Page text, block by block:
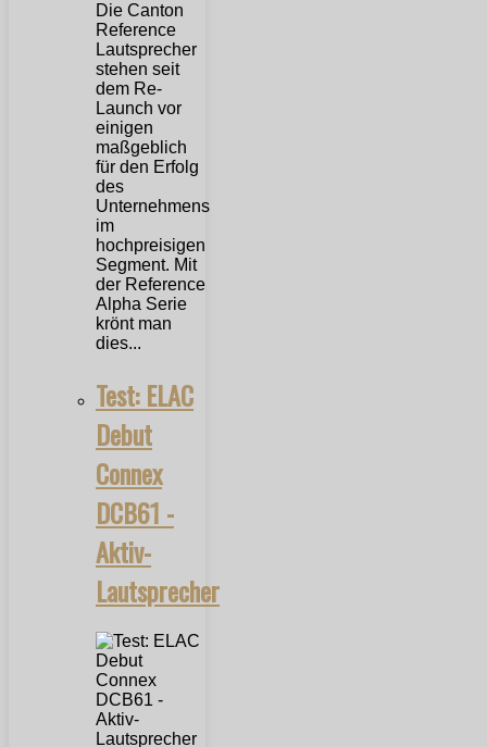
Die Canton
Reference
Lautsprecher
stehen seit
dem Re-
Launch vor
einigen
maßgeblich
für den Erfolg
des
Unternehmens
im
hochpreisigen
Segment. Mit
der Reference
Alpha Serie
krönt man
dies...
Test: ELAC
Debut
Connex
DCB61 -
Aktiv-
Lautsprecher